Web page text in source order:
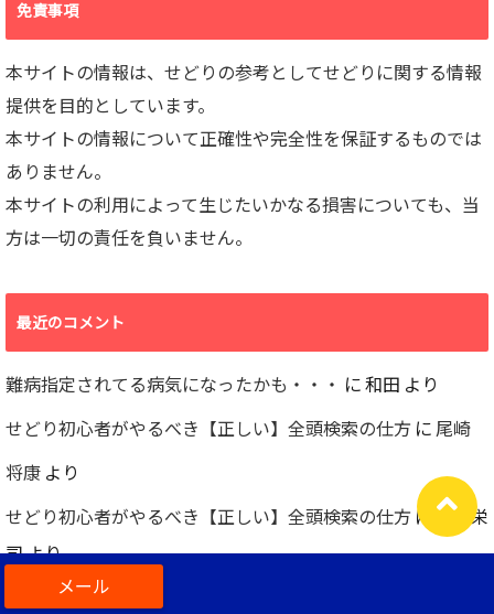
免責事項
本サイトの情報は、せどりの参考としてせどりに関する情報
提供を目的としています。
本サイトの情報について正確性や完全性を保証するものでは
ありません。
本サイトの利用によって生じたいかなる損害についても、当
方は一切の責任を負いません。
最近のコメント
難病指定されてる病気になったかも・・・ に 和田 より
せどり初心者がやるべき【正しい】全頭検索の仕方 に 尾崎
将康 より
せどり初心者がやるべき【正しい】全頭検索の仕方 に
和田栄
司より
古物商的にメルカリ等の仕入れはNG？【実録】行政書士と